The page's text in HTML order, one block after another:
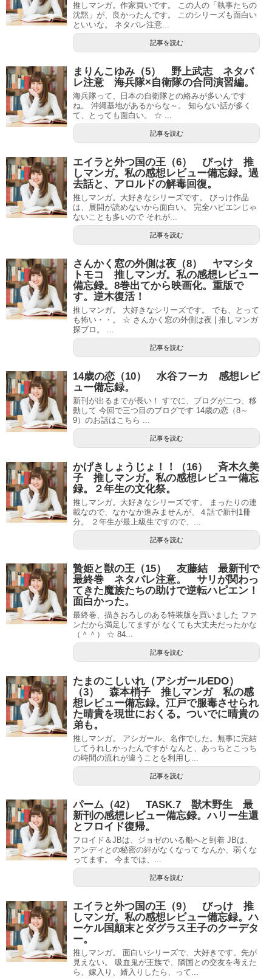
推しマンガ。作家買いです。 この人の「執事たちの
沈黙」が、良かったんです。 このシリーズも面白い
といいな。 ネタバレ注意...
記事を読む
まりんこゆみ（5） 野上武志 ネタバ
レ注意 海兵隊×自衛隊の合同演習編。
海兵隊って、日本の自衛隊との絡みが多いんです
ね。 沖縄基地があるからな～。 知らない話が多く
て、とっても面白い。 ☆ ...
記事を読む
エイラと外つ国の王（6） びっけ 推
しマンガ。私の感想レビュー備忘録。過
去話と、アロルドの解毒回復。
推しマンガ。大好きなシリーズです。 びっけ作品
は、展開が読めないから面白い。 完全ハピエンじゃ
ないことも多いので それが...
記事を読む
さんかく窓の外側は夜（8） ヤマシタ
トモコ 推しマンガ。私の感想レビュー
備忘録。8巻出てから映画化。重版で
す。逆木復活！
推しマンガ。 大好きなシリーズです。 でも、とって
も怖い・・。 ☆ さんかく窓の外側は夜 | 推しマンガ
探ブロ。 ...
記事を読む
14歳の恋（10） 水谷フーカ 感想レビ
ュー備忘録。
新刊が出るまでが長い！ すでに、ブログが二つ、移
動して 今回で三つ目のブログです 14歳の恋（8～
9）のお話はこちら ...
記事を読む
かげきしょうじょ！！（16） 斉木久美
子 推しマンガ。私の感想レビュー備忘
録。２年生の文化祭。
推しマンガ。大好きなシリーズです。 まったりの連
載なので、なかなか進みませんが、４話で新刊1冊
分。 ２年生が最上級生ですので、...
記事を読む
贄姫と獣の王（15） 友藤結 最新刊で
最終巻 ネタバレ注意。 サリが関わっ
てきた魔族たちの助けで逆転ハピエン！
面白かった。
最終巻、描きおろしのある特装版を買いました ファ
ンだから満足してますが なくても大丈夫だったかな
（＾＾） ☆ 84...
記事を読む
たまのこしいれ（アシガールEDO）
（3） 森本梢子 推しマンガ 私の感
想レビュー備忘録。江戸で服毒させられ
た晴貴を現世におくる。ついでに晴貴の
弟も。
推しマンガ。 アシガール、名作でした。無事に完結
してうれしかったんですが なんと、あっちとこっち
の時間の流れが違うことを利用し...
記事を読む
パーム（42） TASK.7 獣木野生 最
新刊の感想レビュー備忘録。ハリー生還
とフロイド復帰。
フロイド＆JBは、ジョゼのいる船へと到着 JBは、
アンディとの秘密の絆がなくなって なんか、弱くな
ってます。 今までは、...
記事を読む
エイラと外つ国の王（9） びっけ 推
しマンガ。私の感想レビュー備忘録。ハ
ーケル国顛末とダグラス王子のクーデタ
ー。
推しマンガ。 面白いシリーズで、大好きです。先が
見えない。 吸血鬼が王族で、隣国との交友を考えた
ら、嫁入り、婿入りしたら、って...